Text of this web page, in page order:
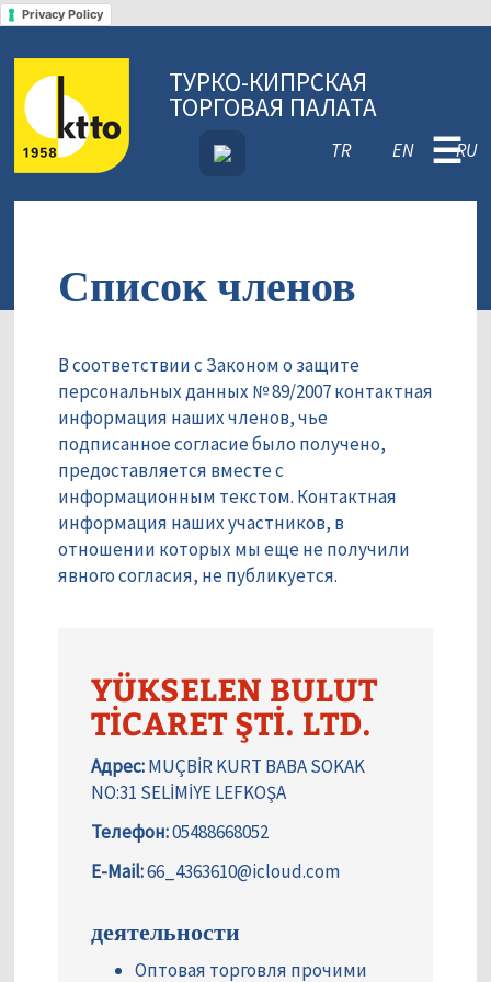
Privacy Policy
ТУРКО-КИПРСКАЯ
ТОРГОВАЯ ПАЛАТА
TR EN RU
☰
Список членов
В соответствии с Законом о защите
персональных данных № 89/2007 контактная
информация наших членов, чье
подписанное согласие было получено,
предоставляется вместе с
информационным текстом. Контактная
информация наших участников, в
отношении которых мы еще не получили
явного согласия, не публикуется.
YÜKSELEN BULUT
TİCARET ŞTİ. LTD.
Адрес:MUÇBİR KURT BABA SOKAK
NO:31 SELİMİYE LEFKOŞA
Телефон:05488668052
E-Mail:66_4363610@icloud.com
деятельности
Оптовая торговля прочими